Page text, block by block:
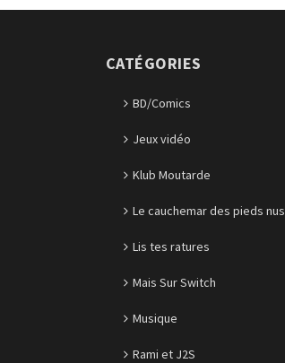
CATÉGORIES
BD/Comics
Jeux vidéo
Klub Moutarde
Le cauchemar des pieds nus
Lis tes ratures
Mais Sur Switch
Musique
Rami et J2S